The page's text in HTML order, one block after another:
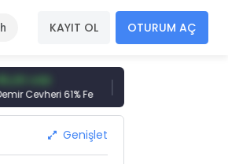
KAYIT OL OTURUM AÇ
61% Fe
13.798,82 TRY
BIST 100
Genişlet